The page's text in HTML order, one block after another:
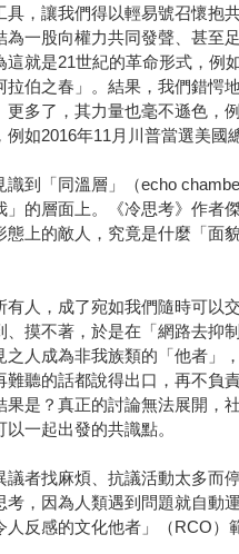
具，讓我們得以輕易號召懷抱
為一股向權力共同發聲、甚至
這就是21世紀的革命形式，例
拉伯之春」。結果，我們錯愕
更多了，其力量也毫不遜色，
如2016年11月川普當選美國
到「同溫層」（echo
」的層面上。《冷思考》作者
態上的敵人，究竟是什麼「面
有人，成了宛如我們隨時可以
、摸不著，於是在「網路去抑
之人成為非我族類的「他者」
難聽的話都說得出口，再不負
果是？真正的討論無法展開，
一起出發的共識點。
議者找麻煩、抗議活動太多而
考，因為人類遇到問題就自動
人反感的文化他者」（RCO）